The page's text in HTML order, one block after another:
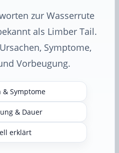
zur Wasserrute
als Limber Tail.
Symptome,
Vorbeugung.
& Symptome
& Dauer
erklärt